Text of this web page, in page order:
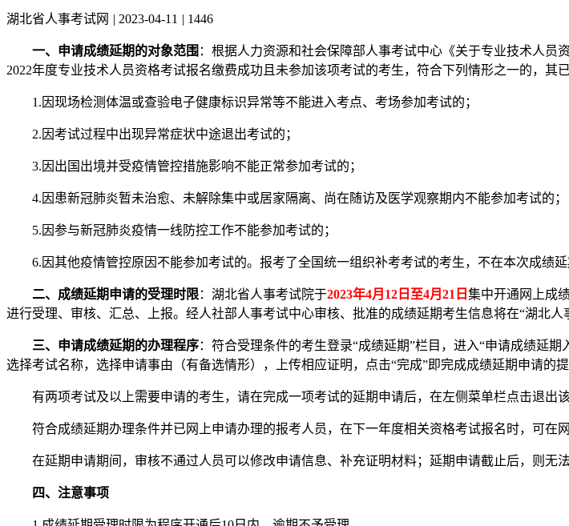
湖北省人事考试网 | 2023-04-11 | 1446
一、申请成绩延期的对象范围 ：根据人力资源和社会保障部人事考试中心《关于专业技术人员
2022年度专业技术人员资格考试报名缴费成功且未参加该项考试的考生，符合下列情形之一的，其
1.因现场检测体温或查验电子健康标识异常等不能进入考点、考场参加考试的；
2.因考试过程中出现异常症状中途退出考试的；
3.因出国出境并受疫情管控措施影响不能正常参加考试的；
4.因患新冠肺炎暂未治愈、未解除集中或居家隔离、尚在随访及医学观察期内不能参加考试的；
5.因参与新冠肺炎疫情一线防控工作不能参加考试的；
6.因其他疫情管控原因不能参加考试的。报考了全国统一组织补考考试的考生，不在本次成绩延
二、成绩延期申请的受理时限：湖北省人事考试院于2023年4月12日至4月21日 集中开通网上成
进行受理、审核、汇总、上报。经人社部人事考试中心审核、批准的成绩延期考生信息将在“湖北人
三、申请成绩延期的办理程序：符合受理条件的考生登录“成绩延期”栏目，进入“申请成绩延
选择考试名称，选择申请事由（有备选情形），上传相应证明，点击“完成”即完成成绩延期申请的提
有两项考试及以上需要申请的考生，请在完成一项考试的延期申请后，在左侧菜单栏点击退出该
符合成绩延期办理条件并已网上申请办理的报考人员，在下一年度相关资格考试报名时，可在
在延期申请期间，审核不通过人员可以修改申请信息、补充证明材料；延期申请截止后，则无法
四、注意事项